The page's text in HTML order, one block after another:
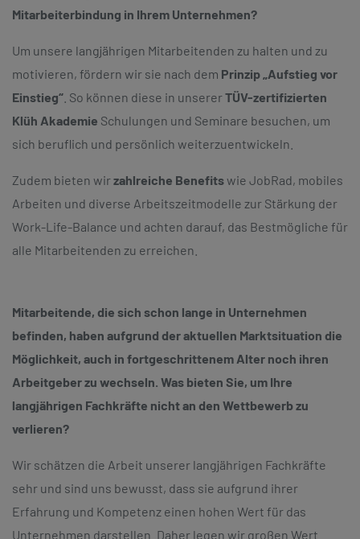
Mitarbeiterbindung in Ihrem Unternehmen?
Um unsere langjährigen Mitarbeitenden zu halten und zu
motivieren, fördern wir sie nach dem Prinzip „Aufstieg vor
Einstieg“ . So können diese in unsererTÜV-zertifizierten
Klüh Akademie Schulungen und Seminare besuchen, um
sich beruflich und persönlich weiterzuentwickeln.
Zudem bieten wirzahlreiche Benefitswie JobRad, mobiles
Arbeiten und diverse Arbeitszeitmodelle zur Stärkung der
Work-Life-Balance und achten darauf, das Bestmögliche für
alle Mitarbeitenden zu erreichen.
Mitarbeitende, die sich schon lange in Unternehmen
befinden, haben aufgrund der aktuellen Marktsituation die
Möglichkeit, auch in fortgeschrittenem Alter noch ihren
Arbeitgeber zu wechseln. Was bieten Sie, um Ihre
langjährigen Fachkräfte nicht an den Wettbewerb zu
verlieren?
Wir schätzen die Arbeit unserer langjährigen Fachkräfte
sehr und sind uns bewusst, dass sie aufgrund ihrer
Erfahrung und Kompetenz einen hohen Wert für das
Unternehmen darstellen. Daher legen wir großen Wert